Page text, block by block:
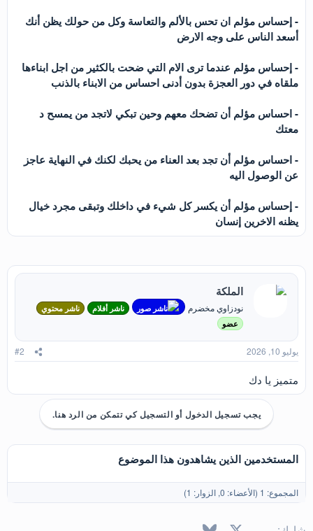
- إحساس مؤلم ان تحس بالألم والتعاسة وكل من حولك يظن أنك
أسعد الناس على وجه الارض
- إحساس مؤلم عندما ترى الام التي ضحت بالكثير من اجل ابناءها
ملقاه في دور العجزة بدون أدنى احساس من الابناء بالذنب
- احساس مؤلم أن تضحك معهم وحين تبكي لاتجد من يمسح د
معتك
- احساس مؤلم أن تجد بعد العناء من يحبك لكنك في النهاية عاجز
عن الوصول اليه
- إحساس مؤلم أن يكسر كل شيء في داخلك وتبقى مجرد خيال
يظنه الاخرين إنسان
الملكة
نودزاوي مخضرم ناشر صور ناشر أفلام
ناشر محتوي
عضو
يوليو 10, 2026 #2
متميز يا دك
يجب تسجيل الدخول أو التسجيل كي تتمكن من الرد هنا.
المستخدمين الذين يشاهدون هذا الموضوع
المجموع: 1 (الأعضاء: 0, الزوار: 1)
فيسبوك Bluesky